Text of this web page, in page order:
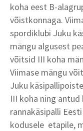
koha eest B-
võistkonnaga.
spordiklubi Juku
mängu algusest
võitsid III koha
Viimase mängu
Juku
III koha ning
rannakäsipalli
kodusele etapile,